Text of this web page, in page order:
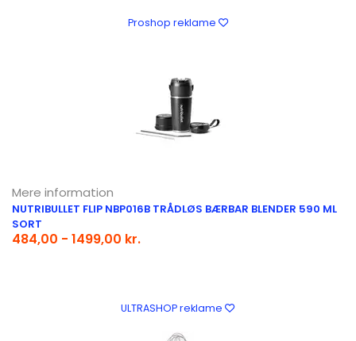
Proshop reklame
Mere information
NUTRIBULLET FLIP NBP016B TRÅDLØS BÆRBAR BLENDER 590 ML
SORT
484,00 - 1499,00 kr.
ULTRASHOP reklame